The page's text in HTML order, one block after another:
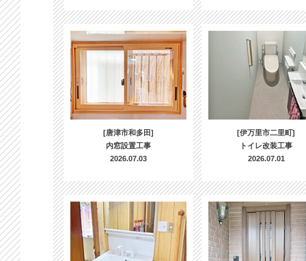
[唐津市和多田]
内窓設置工事
2026.07.03
[伊万里市二里町]
トイレ改装工事
2026.07.01